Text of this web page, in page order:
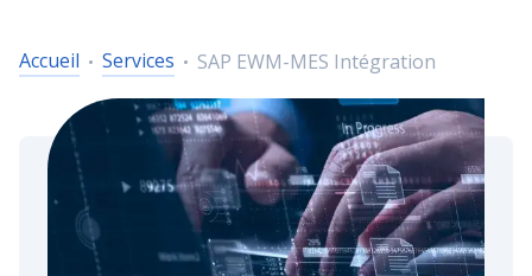
Accueil Services SAP EWM-MES Intégration